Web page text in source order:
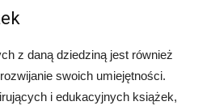
z daną dziedziną jest również
swoich umiejętności.
i edukacyjnych książek,